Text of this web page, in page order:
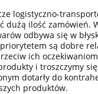
logistyczno-
dużą ilość zamówień.
odbywa się w
są dobre
ich
i troszczymy
dotarły do
produktów.